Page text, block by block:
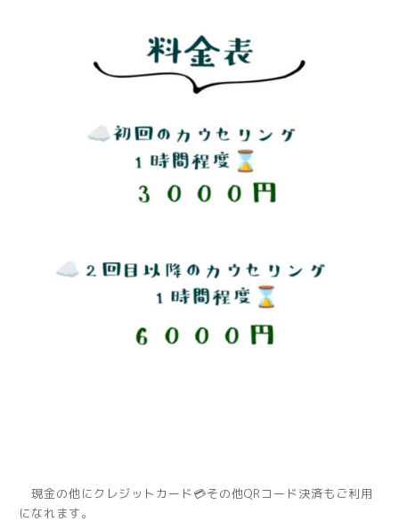
現金の他にクレジットカード💳その他QRコード決済もご利用
になれます。